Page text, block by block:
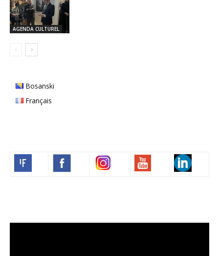
AGENDA CULTUREL
Bosanski
Français